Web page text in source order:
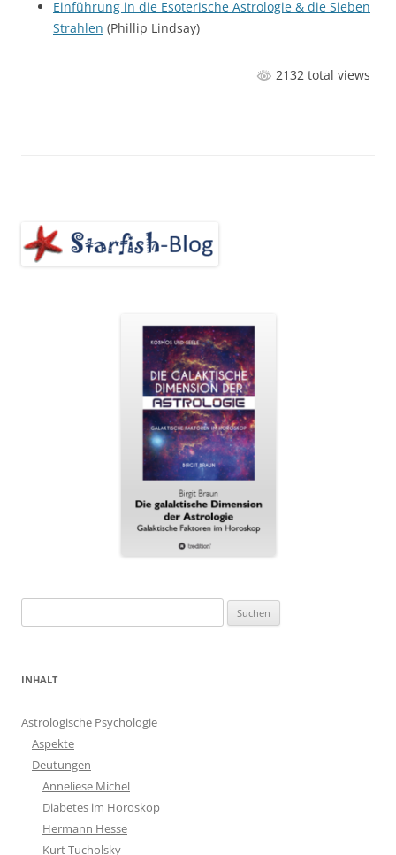
Einführung in die Esoterische Astrologie & die Sieben
Strahlen (Phillip Lindsay)
2132 total views
nach:
INHALT
Astrologische Psychologie
Aspekte
Deutungen
Anneliese Michel
Diabetes im Horoskop
Hermann Hesse
Kurt Tucholsky